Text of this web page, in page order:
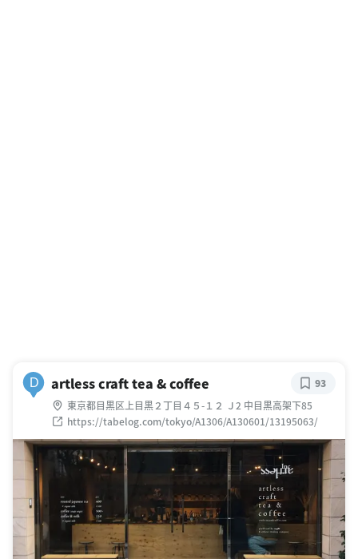
D artless craft tea & coffee
東京都目黒区上目黒２丁目４５-１２ Ｊ2 中目黒高架下85
https://tabelog.com/tokyo/A1306/A130601/13195063/
93